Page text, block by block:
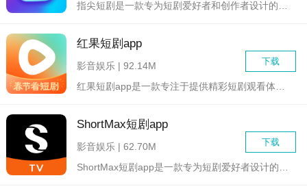
红果短剧app
下载
影音娱乐 | 92.14M
ShortMax短剧app
下载
影音娱乐 | 62.70M